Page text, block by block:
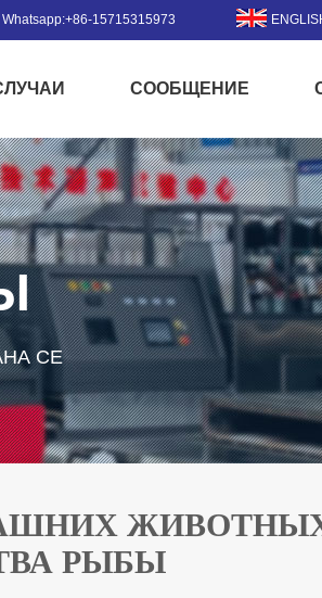
Whatsapp:+86-15715315973
СООБЩЕНИЕ
CE
РЫБЫ